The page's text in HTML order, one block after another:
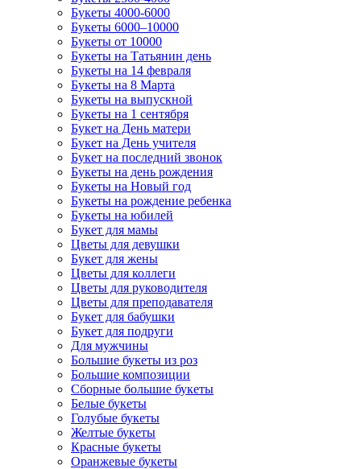
Букеты 4000-6000
Букеты 6000–10000
Букеты от 10000
Букеты на Татьянин день
Букеты на 14 февраля
Букеты на 8 Марта
Букеты на выпускной
Букеты на 1 сентября
Букет на День матери
Букет на День учителя
Букет на последний звонок
Букеты на день рождения
Букеты на Новый год
Букеты на рождение ребенка
Букеты на юбилей
Букет для мамы
Цветы для девушки
Букет для жены
Цветы для коллеги
Цветы для руководителя
Цветы для преподавателя
Букет для бабушки
Букет для подруги
Для мужчины
Большие букеты из роз
Большие композиции
Сборные большие букеты
Белые букеты
Голубые букеты
Желтые букеты
Красные букеты
Оранжевые букеты